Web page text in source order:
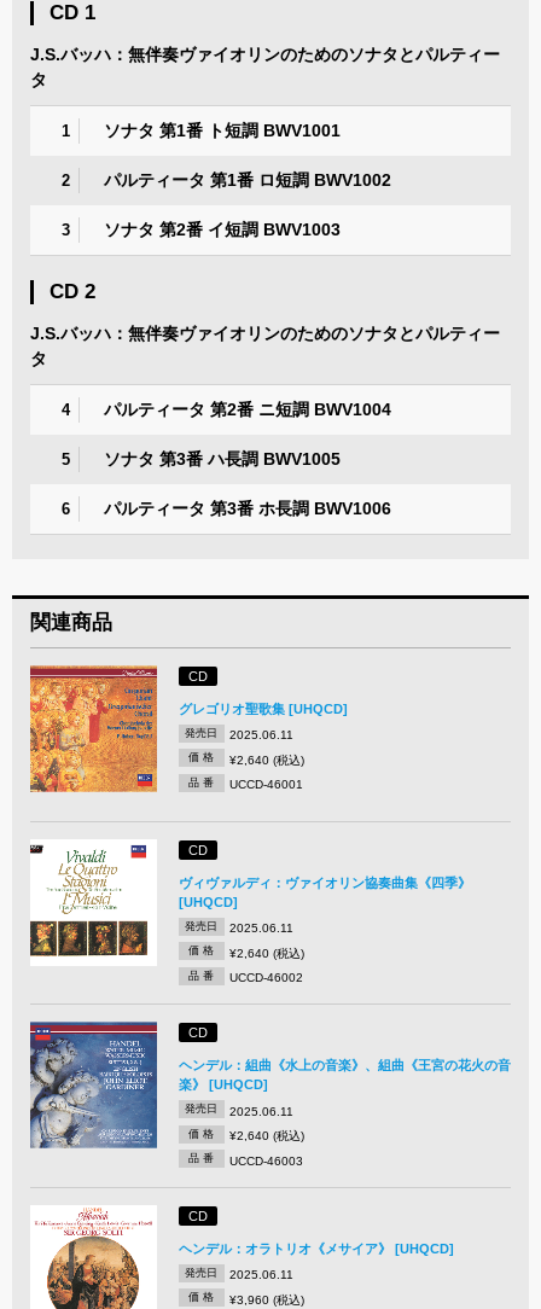
CD 1
J.S.バッハ：無伴奏ヴァイオリンのためのソナタとパルティー
タ
1 ソナタ 第1番 ト短調 BWV1001
2 パルティータ 第1番 ロ短調 BWV1002
3 ソナタ 第2番 イ短調 BWV1003
CD 2
J.S.バッハ：無伴奏ヴァイオリンのためのソナタとパルティー
タ
4 パルティータ 第2番 ニ短調 BWV1004
5 ソナタ 第3番 ハ長調 BWV1005
6 パルティータ 第3番 ホ長調 BWV1006
関連商品
CD
グレゴリオ聖歌集 [UHQCD]
発売日 2025.06.11
価 格 ¥2,640 (税込)
品 番 UCCD-46001
CD
ヴィヴァルディ：ヴァイオリン協奏曲集《四季》
[UHQCD]
発売日 2025.06.11
価 格 ¥2,640 (税込)
品 番 UCCD-46002
CD
ヘンデル：組曲《水上の音楽》、組曲《王宮の花火の音
楽》 [UHQCD]
発売日 2025.06.11
価 格 ¥2,640 (税込)
品 番 UCCD-46003
CD
ヘンデル：オラトリオ《メサイア》 [UHQCD]
発売日 2025.06.11
価 格 ¥3,960 (税込)